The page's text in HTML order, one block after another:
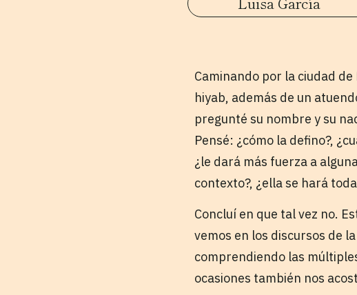
Caminando por la ciudad
hiyab, además de un
pregunté su nombre y su
Pensé: ¿cómo la defino?,
¿le dará más fuerza a
contexto?, ¿ella se hará
Concluí en que tal vez no.
vemos en los discursos de
comprendiendo las
ocasiones también nos